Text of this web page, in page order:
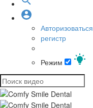
Авторизоваться
регистр
Режим